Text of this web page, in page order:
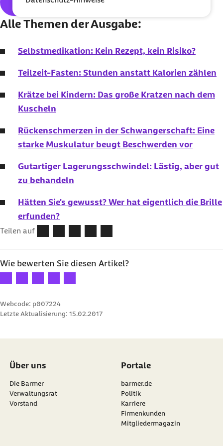
Alle Themen der Ausgabe:
Selbstmedikation: Kein Rezept, kein Risiko?
Teilzeit-Fasten: Stunden anstatt Kalorien zählen
Krätze bei Kindern: Das große Kratzen nach dem
Kuscheln
Rückenschmerzen in der Schwangerschaft: Eine
starke Muskulatur beugt Beschwerden vor
Gutartiger Lagerungsschwindel: Lästig, aber gut
zu behandeln
Hätten Sie's gewusst? Wer hat eigentlich die Brille
erfunden?
Teilen auf
Wie bewerten Sie diesen Artikel?
Ihre Bewertung: 1 Stern
Ihre Bewertung: 2 Sterne
Ihre Bewertung: 3 Sterne
Ihre Bewertung: 4 Sterne
Ihre Bewertung: 5 Sterne
Webcode: p007224
Letzte Aktualisierung: 15.02.2017
Über uns
Die Barmer
Verwaltungsrat
Vorstand
Portale
barmer.de
Politik
Karriere
Firmenkunden
Mitgliedermagazin